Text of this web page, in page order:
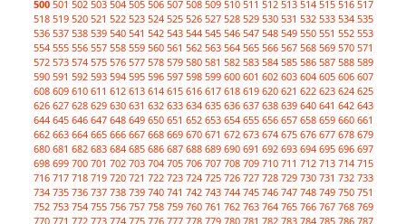
500 501 502 503 504 505 506 507 508 509 510 511 512 513 514 515 516 517
518 519 520 521 522 523 524 525 526 527 528 529 530 531 532 533 534 535
536 537 538 539 540 541 542 543 544 545 546 547 548 549 550 551 552 553
554 555 556 557 558 559 560 561 562 563 564 565 566 567 568 569 570 571
572 573 574 575 576 577 578 579 580 581 582 583 584 585 586 587 588 589
590 591 592 593 594 595 596 597 598 599 600 601 602 603 604 605 606 607
608 609 610 611 612 613 614 615 616 617 618 619 620 621 622 623 624 625
626 627 628 629 630 631 632 633 634 635 636 637 638 639 640 641 642 643
644 645 646 647 648 649 650 651 652 653 654 655 656 657 658 659 660 661
662 663 664 665 666 667 668 669 670 671 672 673 674 675 676 677 678 679
680 681 682 683 684 685 686 687 688 689 690 691 692 693 694 695 696 697
698 699 700 701 702 703 704 705 706 707 708 709 710 711 712 713 714 715
716 717 718 719 720 721 722 723 724 725 726 727 728 729 730 731 732 733
734 735 736 737 738 739 740 741 742 743 744 745 746 747 748 749 750 751
752 753 754 755 756 757 758 759 760 761 762 763 764 765 766 767 768 769
770 771 772 773 774 775 776 777 778 779 780 781 782 783 784 785 786 787